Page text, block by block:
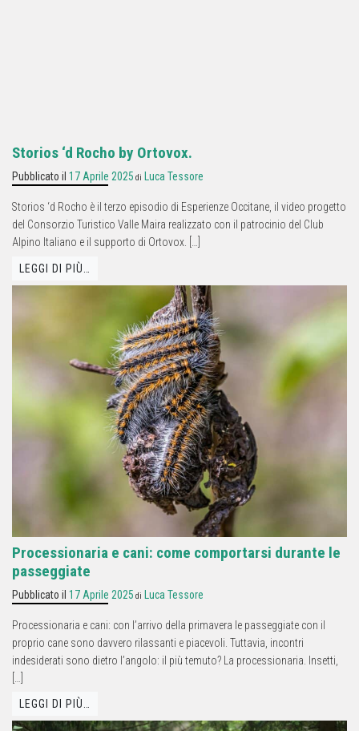
Storios ‘d Rocho by Ortovox.
Pubblicato il 17 Aprile 2025 di Luca Tessore
Storios ‘d Rocho è il terzo episodio di Esperienze Occitane, il video progetto
del Consorzio Turistico Valle Maira realizzato con il patrocinio del Club
Alpino Italiano e il supporto di Ortovox. […]
LEGGI DI PIÙ…
Processionaria e cani: come comportarsi durante le
passeggiate
Pubblicato il 17 Aprile 2025 di Luca Tessore
Processionaria e cani: con l’arrivo della primavera le passeggiate con il
proprio cane sono davvero rilassanti e piacevoli. Tuttavia, incontri
indesiderati sono dietro l’angolo: il più temuto? La processionaria. Insetti,
LEGGI DI PIÙ…